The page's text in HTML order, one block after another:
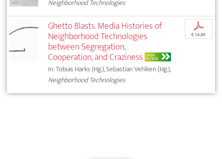
Neighborhood Technologies
Ghetto Blasts. Media Histories of
Neighborhood Technologies
between Segregation,
Cooperation, and Craziness OPEN
ACCESS
In: Tobias Harks (Hg.), Sebastian Vehlken (Hg.),
Neighborhood Technologies
p
€ 14,95